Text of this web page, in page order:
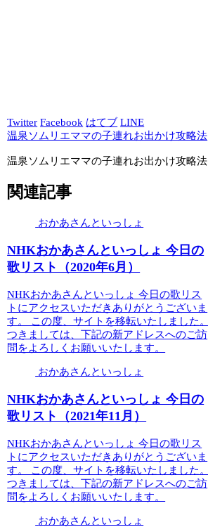
Twitter Facebook はてブ LINE
温泉ソムリエママの子連れお出かけ攻略法
温泉ソムリエママの子連れお出かけ攻略法
関連記事
おかあさんといっしょ
NHKおかあさんといっしょ 今日の
歌リスト（2020年6月）
NHKおかあさんといっしょ 今日の歌リス
トにアクセスいただきありがとうございま
す。 この度、サイトを移転いたしました。
つきましては、下記の新アドレスへのご訪
問をよろしくお願いいたします。
おかあさんといっしょ
NHKおかあさんといっしょ 今日の
歌リスト（2021年11月）
NHKおかあさんといっしょ 今日の歌リス
トにアクセスいただきありがとうございま
す。 この度、サイトを移転いたしました。
つきましては、下記の新アドレスへのご訪
問をよろしくお願いいたします。
おかあさんといっしょ